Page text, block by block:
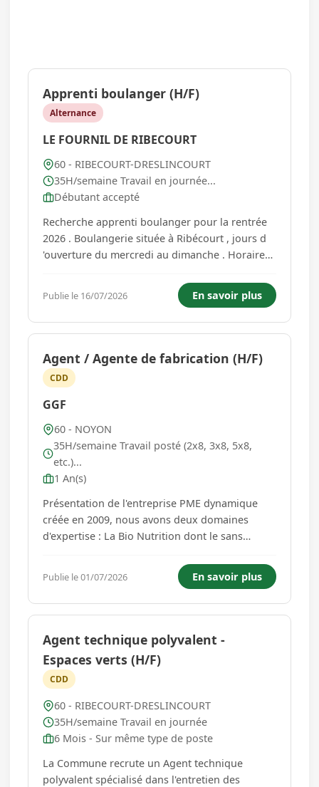
Apprenti boulanger (H/F)
Alternance
LE FOURNIL DE RIBECOURT
60 - RIBECOURT-DRESLINCOURT
35H/semaine Travail en journée...
Débutant accepté
Recherche apprenti boulanger pour la rentrée
2026 . Boulangerie située à Ribécourt , jours d
'ouverture du mercredi au dimanche . Horaire
passionnés par le métier de la boulangerie et
l'envie d 'apprendre....rejoignez notre équipe....
Publie le 16/07/2026 En savoir plus
Agent / Agente de fabrication (H/F)
CDD
GGF
60 - NOYON
35H/semaine Travail posté (2x8, 3x8, 5x8,
etc.)...
1 An(s)
Présentation de l'entreprise PME dynamique
créée en 2009, nous avons deux domaines
d'expertise : La Bio Nutrition dont le sans
collaborateurs sur quatre sites de production.
Nous soutenons l'agriculture locale et
biologique contribuant ainsi à une...
Publie le 01/07/2026 En savoir plus
Agent technique polyvalent -
Espaces verts (H/F)
CDD
60 - RIBECOURT-DRESLINCOURT
35H/semaine Travail en journée
6 Mois - Sur même type de poste
La Commune recrute un Agent technique
polyvalent spécialisé dans l'entretien des